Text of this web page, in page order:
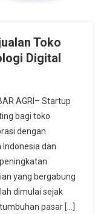
Toko
Digital
AGRI– Startup
bagi toko
dengan
dan
yang bergabung
dimulai sejak
pasar […]